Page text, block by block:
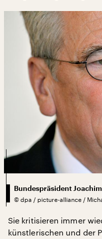
Bundespräsident
© dpa / picture-alliance /
Sie kritisieren immer
künstlerischen und der